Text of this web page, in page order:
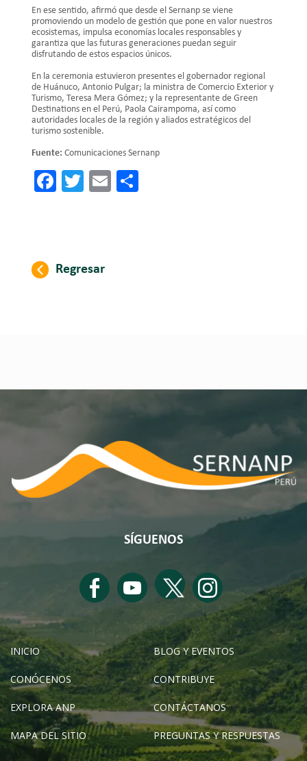
En ese sentido, afirmó que desde el Sernanp se viene
promoviendo un modelo de gestión que pone en valor nuestros
ecosistemas, impulsa economías locales responsables y
garantiza que las futuras generaciones puedan seguir
disfrutando de estos espacios únicos.
En la ceremonia estuvieron presentes el gobernador regional
de Huánuco, Antonio Pulgar; la ministra de Comercio Exterior y
Turismo, Teresa Mera Gómez; y la representante de Green
Destinations en el Perú, Paola Cairampoma, así como
autoridades locales de la región y aliados estratégicos del
turismo sostenible.
Fuente: Comunicaciones Sernanp
Facebook
Twitter
Email
Regresar
SÍGUENOS
INICIO BLOG Y EVENTOS
CONÓCENOS CONTRIBUYE
EXPLORA ANP CONTÁCTANOS
MAPA DEL SITIO PREGUNTAS Y RESPUESTAS